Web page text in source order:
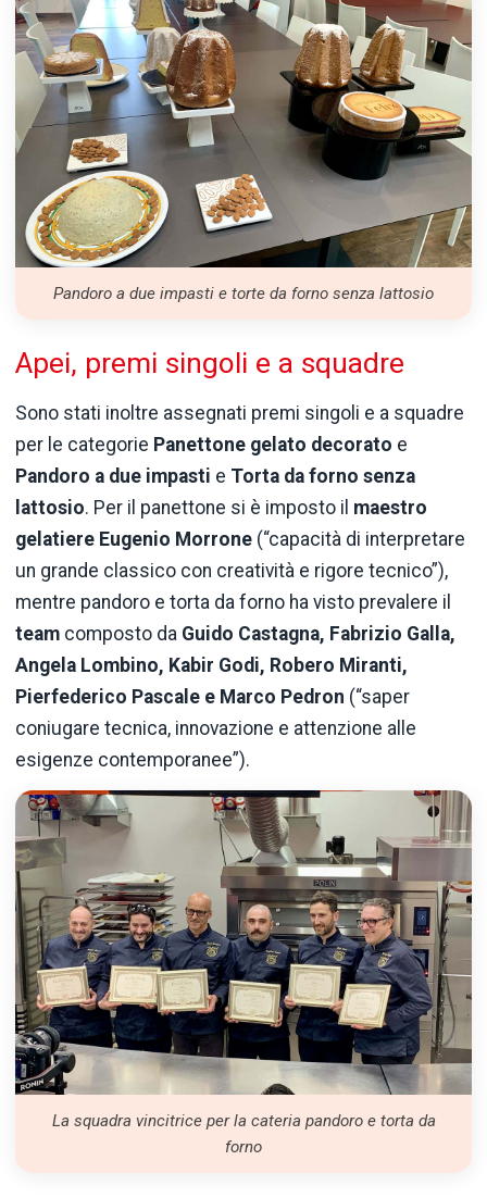
Pandoro a due impasti e torte da forno senza lattosio
Apei, premi singoli e a squadre
Sono stati inoltre assegnati premi singoli e a squadre
per le categorie Panettone gelato decorato e
Pandoro a due impasti e Torta da forno senza
lattosio. Per il panettone si è imposto il maestro
gelatiere Eugenio Morrone (“capacità di interpretare
un grande classico con creatività e rigore tecnico”),
mentre pandoro e torta da forno ha visto prevalere il
team composto da Guido Castagna, Fabrizio Galla,
Angela Lombino, Kabir Godi, Robero Miranti,
Pierfederico Pascale e Marco Pedron (“saper
coniugare tecnica, innovazione e attenzione alle
esigenze contemporanee”).
La squadra vincitrice per la cateria pandoro e torta da
forno